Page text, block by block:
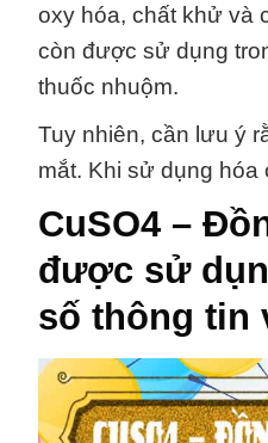
oxy hóa, chất khử và
còn được sử dụng
thuốc nhuộm.
Tuy nhiên, cần lưu ý
mắt. Khi sử dụng
CuSO4 –
được sử
số thông tin